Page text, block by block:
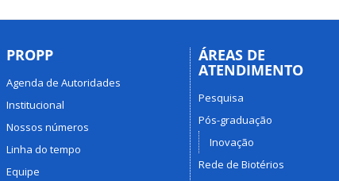
PROPP
Agenda de Autoridades
Institucional
Nossos números
Linha do tempo
Equipe
ÁREAS DE
ATENDIMENTO
Pesquisa
Pós-graduação
Inovação
Rede de Biotérios